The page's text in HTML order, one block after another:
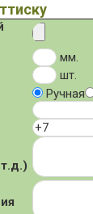
мм.
шт.
Ручная